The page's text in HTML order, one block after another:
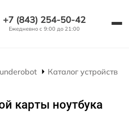
+7 (843) 254-50-42
Ежедневно с 9:00 до 21:00
Каталог устройств
карты ноутбука